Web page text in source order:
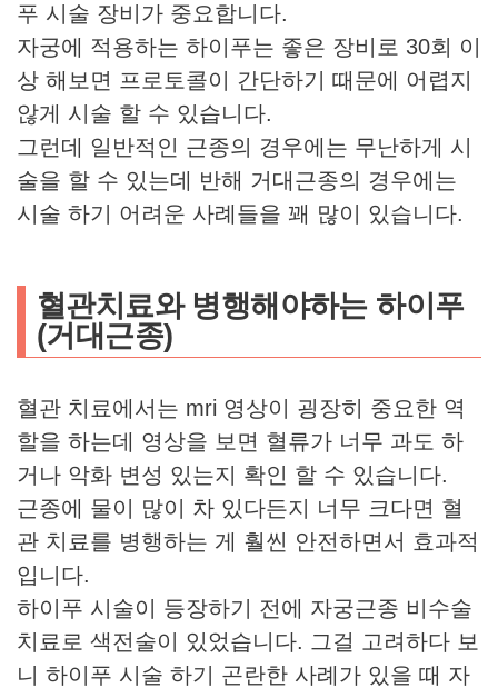
푸 시술 장비가 중요합니다.
자궁에 적용하는 하이푸는 좋은 장비로 30회 이
상 해보면 프로토콜이 간단하기 때문에 어렵지
않게 시술 할 수 있습니다.
그런데 일반적인 근종의 경우에는 무난하게 시
술을 할 수 있는데 반해 거대근종의 경우에는
시술 하기 어려운 사례들을 꽤 많이 있습니다.
혈관치료와 병행해야하는 하이푸
(거대근종)
혈관 치료에서는 mri 영상이 굉장히 중요한 역
할을 하는데 영상을 보면 혈류가 너무 과도 하
거나 악화 변성 있는지 확인 할 수 있습니다.
근종에 물이 많이 차 있다든지 너무 크다면 혈
관 치료를 병행하는 게 훨씬 안전하면서 효과적
입니다.
하이푸 시술이 등장하기 전에 자궁근종 비수술
치료로 색전술이 있었습니다. 그걸 고려하다 보
니 하이푸 시술 하기 곤란한 사례가 있을 때 자